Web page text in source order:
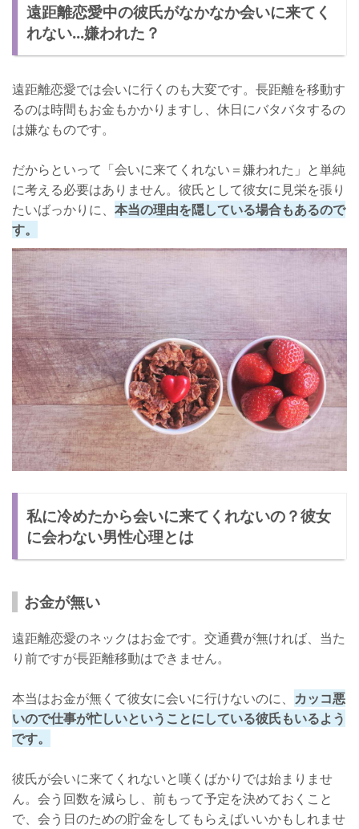
安定感がある
怒らない
おなじ趣味を持っている
喧嘩の原因にも！遠距離中になかなか会えないならしつこい連絡は
控えよう
遠距離恋愛中の彼氏がなかなか会いに来てく
れない...嫌われた？
遠距離恋愛では会いに行くのも大変です。長距離を移動す
るのは時間もお金もかかりますし、休日にバタバタするの
は嫌なものです。
だからといって「会いに来てくれない＝嫌われた」と単純
に考える必要はありません。彼氏として彼女に見栄を張り
たいばっかりに、 本当の理由を隠している場合もあるので
す。
私に冷めたから会いに来てくれないの？彼女
に会わない男性心理とは
お金が無い
遠距離恋愛のネックはお金です。交通費が無ければ、当た
り前ですが長距離移動はできません。
本当はお金が無くて彼女に会いに行けないのに、 カッコ悪
いので仕事が忙しいということにしている彼氏もいるよう
です。
彼氏が会いに来てくれないと嘆くばかりでは始まりませ
ん。会う回数を減らし、前もって予定を決めておくこと
で、会う日のための貯金をしてもらえばいいかもしれませ